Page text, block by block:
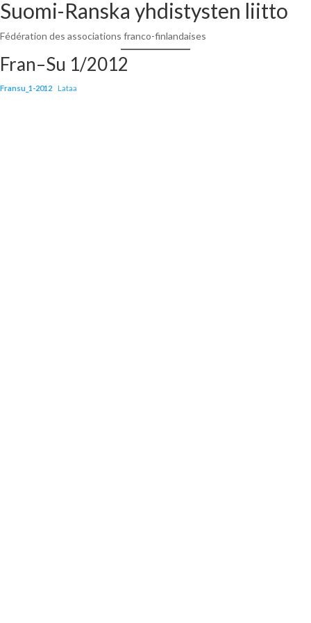
Siirry
Suomi-Ranska yhdistysten liitto
Fédération des associations franco-finlandaises
Fran–Su 1/2012
Fransu_1-2012 Lataa